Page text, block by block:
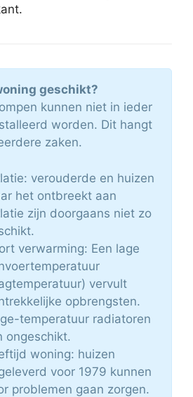
geschikt?
kunnen niet in ieder
worden. Dit hangt
zaken.
verouderde en huizen
het ontbreekt aan
zijn doorgaans niet zo
verwarming: Een lage
vervult
opbrengsten.
temperatuur radiatoren
ongeschikt.
woning: huizen
voor 1979 kunnen
problemen gaan zorgen.